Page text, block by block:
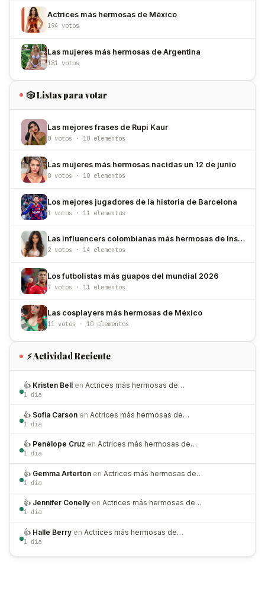
Actrices más hermosas de México
194 votos
Las mujeres más hermosas de Argentina
181 votos
🎲 Listas para votar
Las mejores frases de Rupi Kaur
0 votos · 10 elementos
Las mujeres más hermosas nacidas un 12 de junio
0 votos · 10 elementos
Los mejores jugadores de la historia de Barcelona
1 votos · 11 elementos
Las influencers colombianas más hermosas de Instagram
2 votos · 14 elementos
Los futbolistas más guapos del mundial 2026
7 votos · 11 elementos
Las cosplayers más hermosas de México
11 votos · 10 elementos
⚡ Actividad Reciente
👍 Kristen Bell en Actrices más hermosas de…
1 día
👍 Sofia Carson en Actrices más hermosas de…
1 día
👍 Penélope Cruz en Actrices más hermosas de…
1 día
👍 Gemma Arterton en Actrices más hermosas de…
1 día
👍 Jennifer Conelly en Actrices más hermosas de…
1 día
👍 Halle Berry en Actrices más hermosas de…
1 día